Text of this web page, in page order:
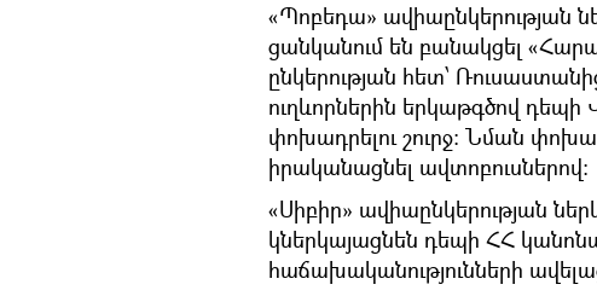
«Պոբեդա» ավիաընկերության
ցանկանում են բանակցել
ընկերության հետ՝
ուղևորներին երկաթգծով
փոխադրելու շուրջ: Նման
իրականացնել ավտոբուսներով:
«Սիբիր» ավիաընկերության
կներկայացնեն դեպի ՀՀ
հաճախականությունների